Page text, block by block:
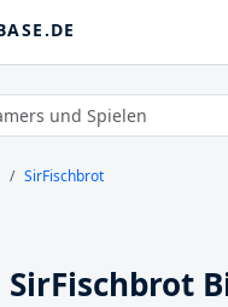
SirFischbrot
SirFischbrot